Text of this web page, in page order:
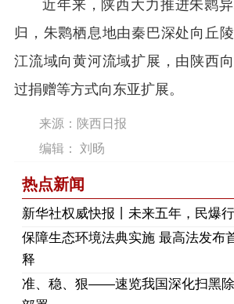
近年来，陕西大力推进朱鹮
归，朱鹮栖息地由秦巴深处向丘
江流域向黄河流域扩展，由陕西
过捐赠等方式向东亚扩展。
来源：陕西日报
编辑： 刘旸
热点新闻
新华社权威快报丨未来五年，民爆
保障生态环境法典实施 最高法发布
释
准、稳、狠——速览我国深化扫黑